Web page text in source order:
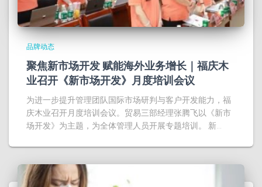
品牌动态
聚焦新市场开发 赋能海外业务增长｜福庆木
业召开《新市场开发》月度培训会议
为进一步提升管理团队国际市场研判与客户开发能力，福
庆木业召开月度培训会议。贸易三部经理张腾飞以《新市
场开发》为主题，为全体管理人员开展专题培训。 新…